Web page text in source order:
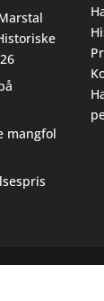
mangfol